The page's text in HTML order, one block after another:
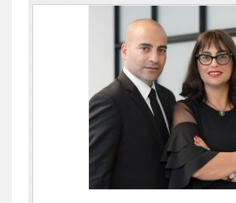
כרמלי – חברת עו"ד
כלכלי עורכי דין לענייני אסירים